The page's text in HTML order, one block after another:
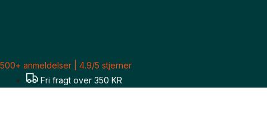
500+ anmeldelser | 4.9/5 stjerner
Fri fragt over 350 KR